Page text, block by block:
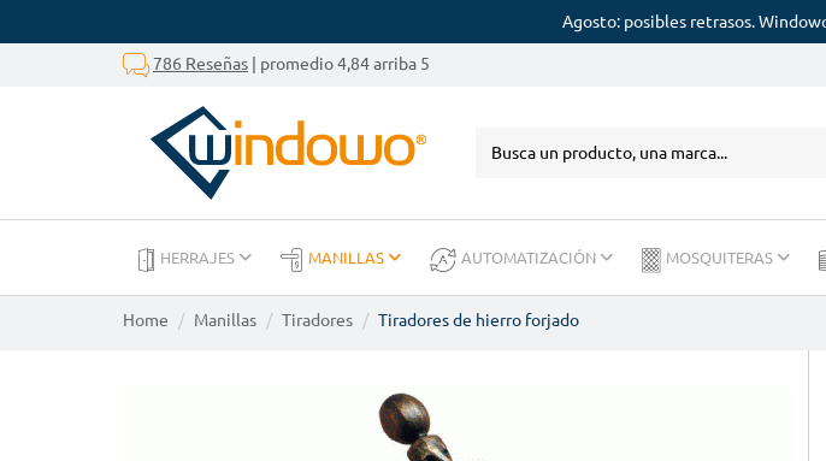
Agosto: posibles retrasos.
786 Reseñas | promedio 4,84 arriba 5
HERRAJES MANILLAS AUTOMATIZACIÓN MOSQUITERAS
Home Manillas Tiradores Tiradores de hierro forjado